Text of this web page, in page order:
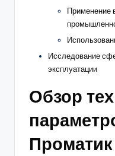
Применение
Исследование
эксплуатации
Обзор